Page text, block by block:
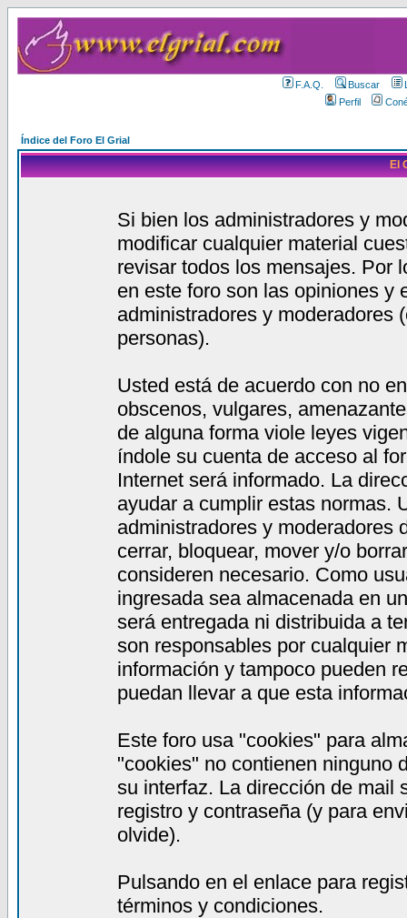
F.A.Q. Buscar
Perfil
Índice del Foro El Grial
El
Si bien los administradores y
modificar cualquier material
revisar todos los mensajes. Por
en este foro son las opiniones y
administradores y moderadores
personas).
Usted está de acuerdo con no
obscenos, vulgares,
de alguna forma viole leyes
índole su cuenta de acceso al
Internet será informado. La
ayudar a cumplir estas normas.
administradores y moderadores
cerrar, bloquear, mover y/o
consideren necesario. Como
ingresada sea almacenada en
será entregada ni distribuida a
son responsables por cualquier
información y tampoco pueden
puedan llevar a que esta
Este foro usa "cookies" para
"cookies" no contienen ninguno
su interfaz. La dirección de mail
registro y contraseña (y para
olvide).
Pulsando en el enlace para
términos y condiciones.